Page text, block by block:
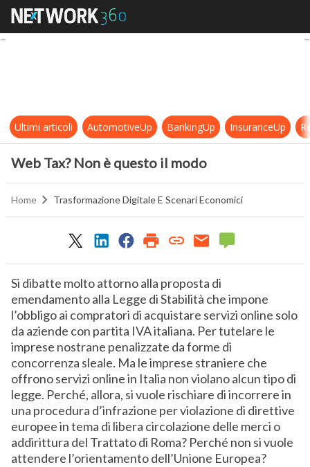
Web Tax? Non è questo il modo
Ultimi articoli AutomotiveUp BankingUp InsuranceUp
Web Tax? Non è questo il modo
Home Trasformazione Digitale E Scenari Economici
Si dibatte molto attorno alla proposta di
emendamento alla Legge di Stabilità che impone
l’obbligo ai compratori di acquistare servizi online solo
da aziende con partita IVA italiana. Per tutelare le
imprese nostrane penalizzate da forme di
concorrenza sleale. Ma le imprese straniere che
offrono servizi online in Italia non violano alcun tipo di
legge. Perché, allora, si vuole rischiare di incorrere in
una procedura d’infrazione per violazione di direttive
europee in tema di libera circolazione delle merci o
addirittura del Trattato di Roma? Perché non si vuole
attendere l’orientamento dell’Unione Europea?